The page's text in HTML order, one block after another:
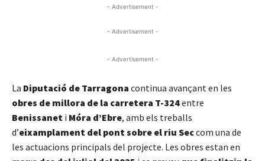
- Advertisement -
- Advertisement -
- Advertisement -
La Diputació de Tarragona continua avançant en les
obres de millora de la carretera T-324entre
Benissanet i Móra d’Ebre, amb els treballs
d’eixamplament del pont sobre el riu Seccom una de
les actuacions principals del projecte. Les obres estan en